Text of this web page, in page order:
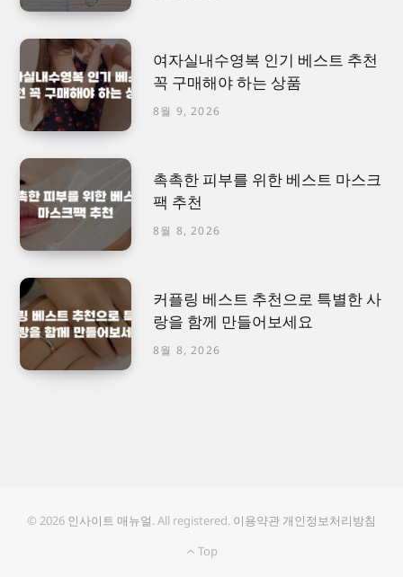
여자실내수영복 인기 베스트 추천
꼭 구매해야 하는 상품
8월 9, 2026
촉촉한 피부를 위한 베스트 마스크
팩 추천
8월 8, 2026
커플링 베스트 추천으로 특별한 사
랑을 함께 만들어보세요
8월 8, 2026
© 2026 인사이트 매뉴얼. All registered. 이용약관 개인정보처리방침
Top